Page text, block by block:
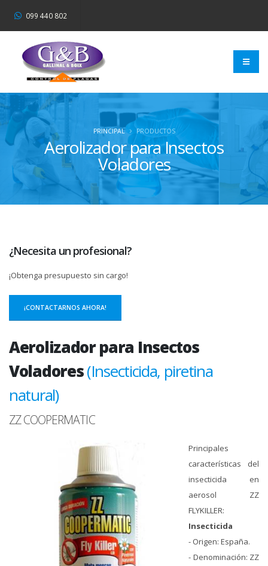
099 440 802
Aerolizador para Insectos
Voladores
PRINCIPAL PRODUCTOS
¿Necesita un profesional?
¡Obtenga presupuesto sin cargo!
¡CONTACTARNOS AHORA!
Aerolizador para Insectos
Voladores(Insecticida, piretina
natural)
ZZ COOPERMATIC
Principales
características del
insecticida en
aerosol ZZ
FLYKILLER:
Insecticida
- Origen: España.
- Denominación: ZZ